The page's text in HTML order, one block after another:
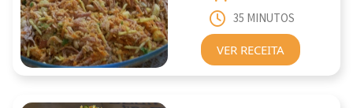
35 MINUTOS
VER RECEITA